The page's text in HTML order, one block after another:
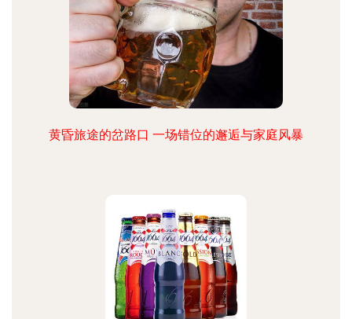
黄昏旅途的岔路口 一场错位的邂逅与家庭风暴